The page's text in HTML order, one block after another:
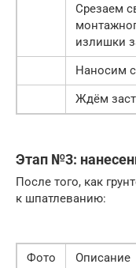
Срезаем
излишки
Наносим
Ждём
Этап №3:
После того, как
к шпатлеванию:
Фото
Описание